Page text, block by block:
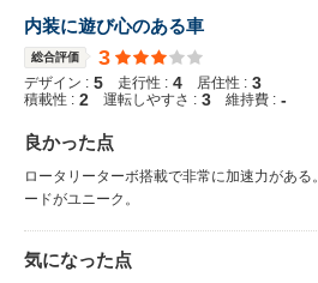
内装に遊び心のある車
総合評価 3
デザイン : 5 走行性 : 4 居住性 : 3
積載性 : 2 運転しやすさ : 3 維持費 : -
良かった点
ロータリーターボ搭載で非常に加速力があ
ードがユニーク。
気になった点